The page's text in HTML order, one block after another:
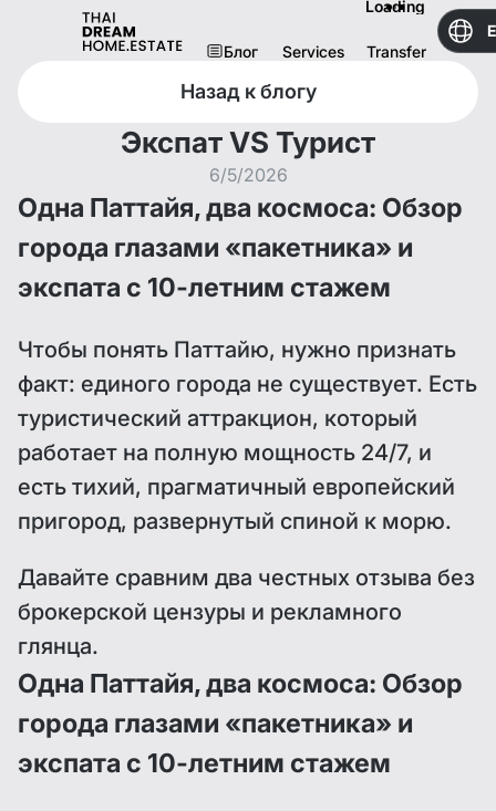
Loading
Блог Services Transfer
Назад к блогу
Экспат VS Турист
6/5/2026
Одна Паттайя, два космоса: Обзор
города глазами «пакетника» и
экспата с 10-летним стажем
Чтобы понять Паттайю, нужно признать
факт: единого города не существует. Есть
туристический аттракцион, который
работает на полную мощность 24/7, и
есть тихий, прагматичный европейский
пригород, развернутый спиной к морю.
Давайте сравним два честных отзыва без
брокерской цензуры и рекламного
глянца.
Одна Паттайя, два космоса: Обзор
города глазами «пакетника» и
экспата с 10-летним стажем